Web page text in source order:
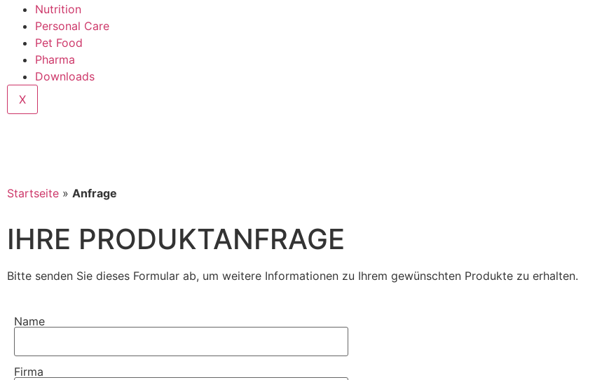
Nutrition
Personal Care
Pet Food
Pharma
Downloads
X
Startseite » Anfrage
IHRE PRODUKTANFRAGE
Bitte senden Sie dieses Formular ab, um weitere Informationen zu Ihrem gewünschten Produkte zu erhalten.
Name
Firma